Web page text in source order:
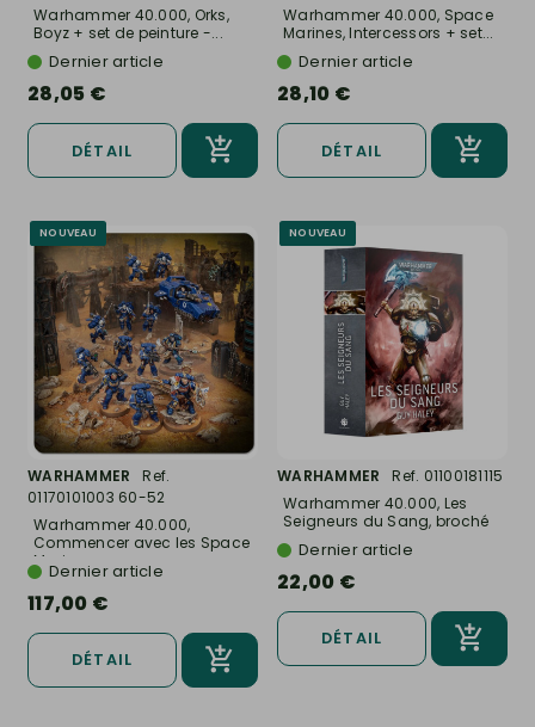
Warhammer 40.000, Orks,
Boyz + set de peinture -...
Dernier article
28,05 €
DÉTAIL
Warhammer 40.000, Space
Marines, Intercessors + set...
Dernier article
28,10 €
DÉTAIL
NOUVEAU
WARHAMMER
Ref.
01170101003 60-52
Warhammer 40.000,
Commencer avec les Space
Marines -...
Dernier article
117,00 €
DÉTAIL
NOUVEAU
WARHAMMER
Ref. 01100181115
Warhammer 40.000, Les
Seigneurs du Sang, broché
-... Dernier article
22,00 €
DÉTAIL